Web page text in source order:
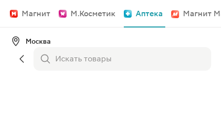
Магнит М.Косметик Аптека Магнит
Москва